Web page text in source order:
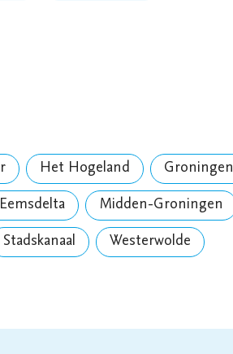
Het Hogeland Groningen
Eemsdelta Midden-Groningen
Stadskanaal Westerwolde